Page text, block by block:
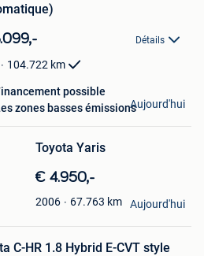
Détails
104.722 km
possible
zones basses émissionsAujourd'hui
Toyota Yaris
€ 4.950,-
2006 67.763 km Aujourd'hui
C-HR 1.8 Hybrid E-CVT style